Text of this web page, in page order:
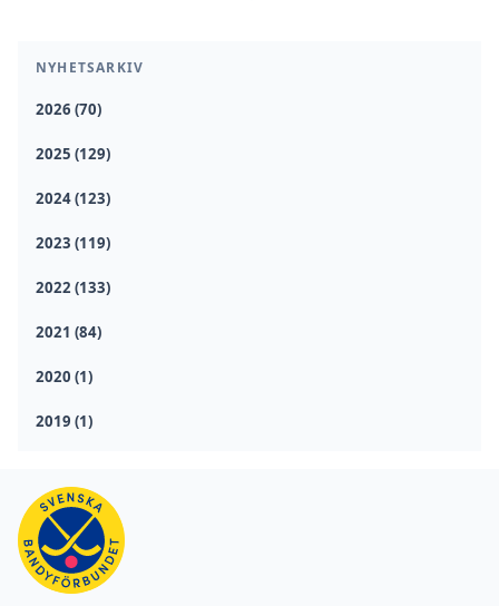
NYHETSARKIV
2026 (70)
2025 (129)
2024 (123)
2023 (119)
2022 (133)
2021 (84)
2020 (1)
2019 (1)